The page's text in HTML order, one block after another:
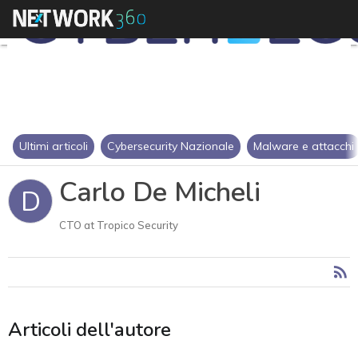
Ultimi articoli Cybersecurity Nazionale Malware e attacchi
D Carlo De Micheli
CTO at Tropico Security
Articoli dell'autore